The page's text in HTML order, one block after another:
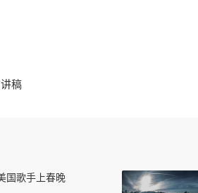
稿
国歌手上春晚